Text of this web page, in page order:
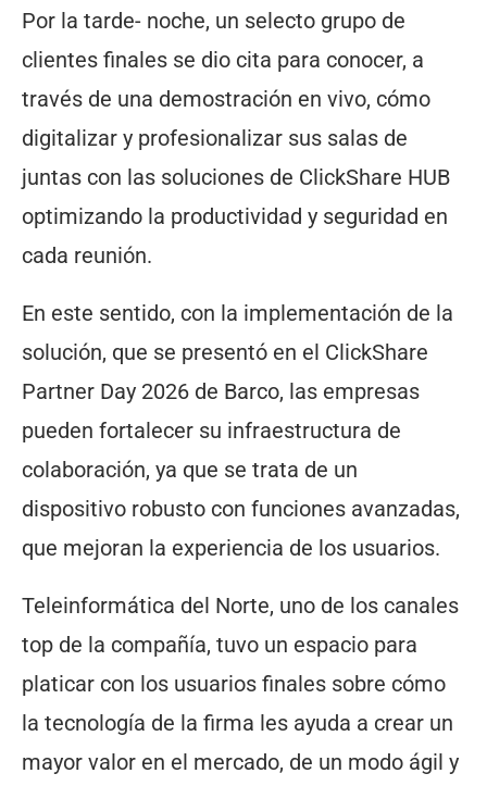
Por la tarde- noche, un selecto grupo de
clientes finales se dio cita para conocer, a
través de una demostración en vivo, cómo
digitalizar y profesionalizar sus salas de
juntas con las soluciones de ClickShare HUB
optimizando la productividad y seguridad en
cada reunión.
En este sentido, con la implementación de la
solución, que se presentó en el ClickShare
Partner Day 2026 de Barco, las empresas
pueden fortalecer su infraestructura de
colaboración, ya que se trata de un
dispositivo robusto con funciones avanzadas,
que mejoran la experiencia de los usuarios.
Teleinformática del Norte, uno de los canales
top de la compañía, tuvo un espacio para
platicar con los usuarios finales sobre cómo
la tecnología de la firma les ayuda a crear un
mayor valor en el mercado, de un modo ágil y